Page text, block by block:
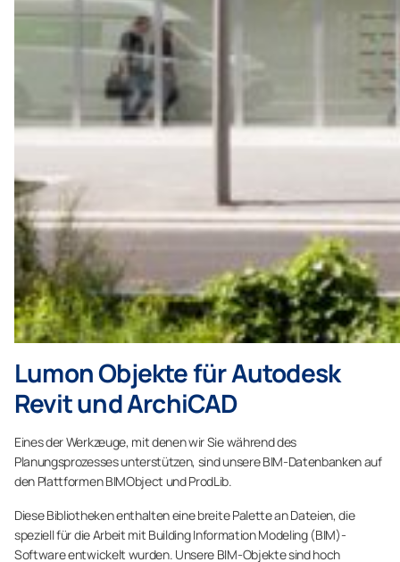
Lumon Objekte für Autodesk
Revit und ArchiCAD
Eines der Werkzeuge, mit denen wir Sie während des
Planungsprozesses unterstützen, sind unsere BIM-Datenbanken auf
den Plattformen BIMObject und ProdLib.
Diese Bibliotheken enthalten eine breite Palette an Dateien, die
speziell für die Arbeit mit Building Information Modeling (BIM)-
Software entwickelt wurden. Unsere BIM-Objekte sind hoch